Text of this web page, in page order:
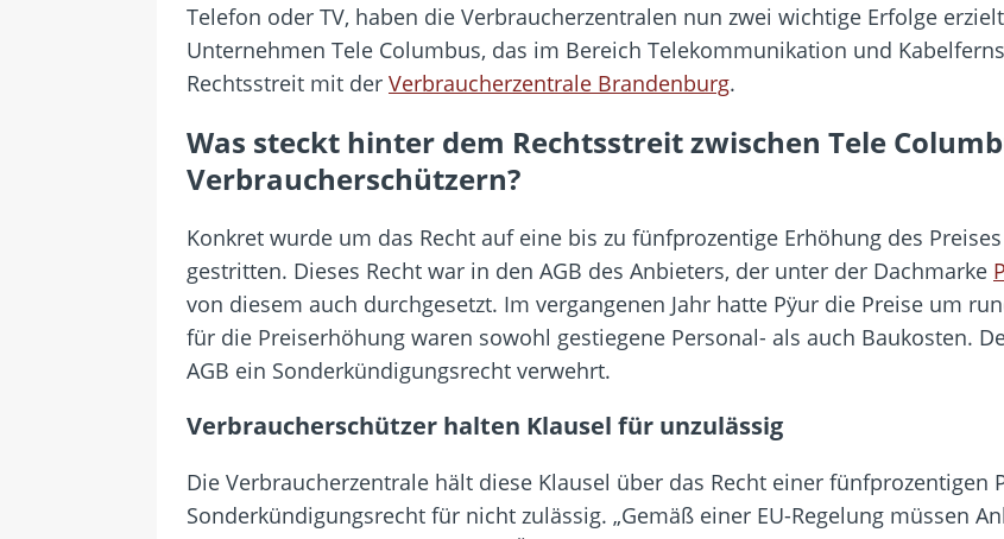
Telefon oder TV, haben die Verbraucherzentralen nun zwei wichtige Erfolge
Unternehmen Tele Columbus, das im Bereich Telekommunikation und
Rechtsstreit mit der Verbraucherzentrale Brandenburg.
Was steckt hinter dem Rechtsstreit zwischen Tele
Verbraucherschützern?
Konkret wurde um das Recht auf eine bis zu fünfprozentige Erhöhung des
gestritten. Dieses Recht war in den AGB des Anbieters, der unter der Dachmarke
von diesem auch durchgesetzt. Im vergangenen Jahr hatte Pÿur die Preise um
für die Preiserhöhung waren sowohl gestiegene Personal- als auch Baukosten.
AGB ein Sonderkündigungsrecht verwehrt.
Verbraucherschützer halten Klausel für unzulässig
Die Verbraucherzentrale hält diese Klausel über das Recht einer fünfprozentigen
Sonderkündigungsrecht für nicht zulässig. „Gemäß einer EU-Regelung müssen